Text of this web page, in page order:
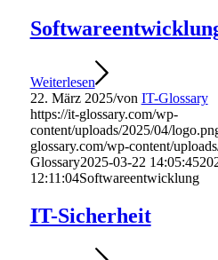
Weiterlesen
22. März 2025/von IT-Glossary
https://it-glossary.com/wp-
content/uploads/2025/04/
glossary.com/wp-content/
Glossary2025-03-22 14:05:45
12:11:04Softwareentwicklung
IT-Sicherheit